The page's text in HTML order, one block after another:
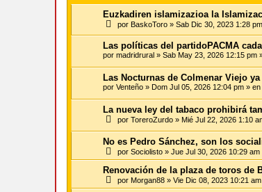
Euzkadiren islamizazioa la
por BaskoToro » Sab Dic 30, 2023 1:28 pm
Las políticas del partidoPACMA
por madridrural » Sab May 23, 2026 12:15 pm
Las Nocturnas de Colmenar Viejo
por Venteño » Dom Jul 05, 2026 12:04 pm » en
La nueva ley del tabaco prohibirá
por ToreroZurdo » Mié Jul 22, 2026 1:10
No es Pedro Sánchez, son los
por Sociolisto » Jue Jul 30, 2026 10:29 am
Renovación de la plaza de toros de
por Morgan88 » Vie Dic 08, 2023 10:21 am